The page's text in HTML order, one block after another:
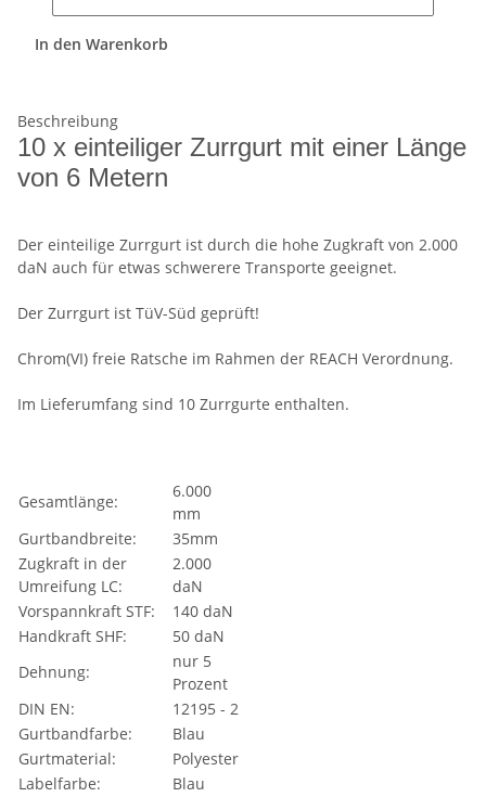
In den Warenkorb
Beschreibung
10 x einteiliger Zurrgurt mit einer Länge
von 6 Metern
Der einteilige Zurrgurt ist durch die hohe Zugkraft von 2.000
daN auch für etwas schwerere Transporte geeignet.
Der Zurrgurt ist TüV-Süd geprüft!
Chrom(VI) freie Ratsche im Rahmen der REACH Verordnung.
Im Lieferumfang sind 10 Zurrgurte enthalten.
Gesamtlänge:
6.000
mm
Gurtbandbreite:
35mm
Zugkraft in der
Umreifung LC:
2.000
daN
Vorspannkraft STF:
140 daN
Handkraft SHF:
50 daN
Dehnung:
nur 5
Prozent
DIN EN:
12195 - 2
Gurtbandfarbe:
Blau
Gurtmaterial:
Polyester
Labelfarbe:
Blau